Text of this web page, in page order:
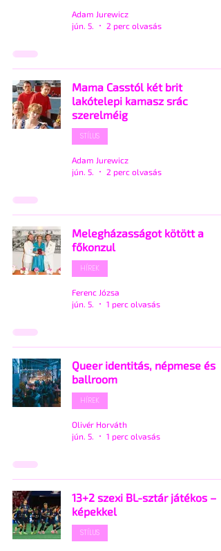
Adam Jurewicz
jún. 5.
2 perc olvasás
Mama Casstól két brit
lakótelepi kamasz srác
szerelméig
STÍLUS
Adam Jurewicz
jún. 5.
2 perc olvasás
Melegházasságot kötött a
főkonzul
HÍREK
Ferenc Józsa
jún. 5.
1 perc olvasás
Queer identitás, népmese és
ballroom
HÍREK
Olivér Horváth
jún. 5.
1 perc olvasás
13+2 szexi BL-sztár játékos –
képekkel
STÍLUS